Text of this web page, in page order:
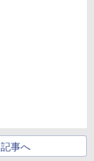
記事へ